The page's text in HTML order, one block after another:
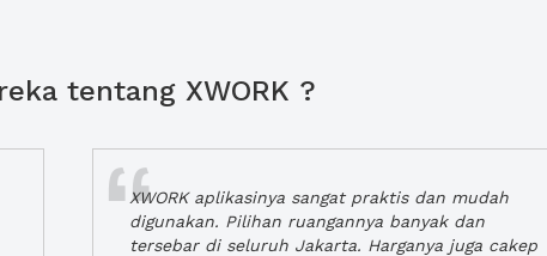
tentang XWORK ?
XWORK aplikasinya sangat praktis dan mudah
digunakan. Pilihan ruangannya banyak dan
tersebar di seluruh Jakarta. Harganya juga cakep